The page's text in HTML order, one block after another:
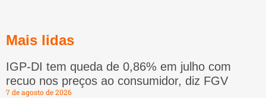
Mais lidas
IGP-DI tem queda de 0,86% em julho com
recuo nos preços ao consumidor, diz FGV
7 de agosto de 2026